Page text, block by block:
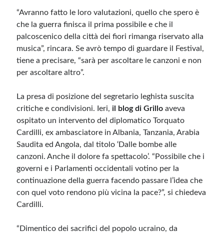
Meta
Feed dei contenuti
WordPress.org
“Avranno fatto le loro valutazioni, quello che spero è
che la guerra finisca il prima possibile e che il
palcoscenico della città dei fiori rimanga riservato alla
musica”, rincara. Se avrò tempo di guardare il Festival,
tiene a precisare, “sarà per ascoltare le canzoni e non
per ascoltare altro”.
La presa di posizione del segretario leghista suscita
critiche e condivisioni. Ieri,il blog di Grillo aveva
ospitato un intervento del diplomatico Torquato
Cardilli, ex ambasciatore in Albania, Tanzania, Arabia
Saudita ed Angola, dal titolo ‘Dalle bombe alle
canzoni. Anche il dolore fa spettacolo’. “Possibile che i
governi e i Parlamenti occidentali votino per la
continuazione della guerra facendo passare l’idea che
con quel voto rendono più vicina la pace?”, si chiedeva
Cardilli.
“Dimentico dei sacrifici del popolo ucraino, da